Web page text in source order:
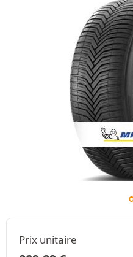
Prix unitaire